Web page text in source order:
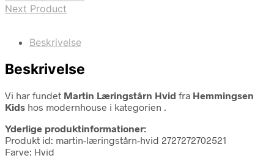
Next Product
Beskrivelse
Beskrivelse
Vi har fundet Martin Læringstårn Hvid fra Hemmingsen
Kids hos modernhouse i kategorien .
Yderlige produktinformationer:
Produkt id: martin-læringstårn-hvid 2727272702521
Farve: Hvid